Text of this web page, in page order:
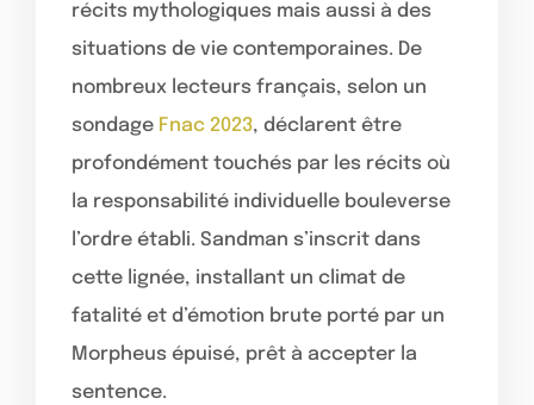
récits mythologiques mais aussi à des
situations de vie contemporaines. De
nombreux lecteurs français, selon un
sondage Fnac 2023, déclarent être
profondément touchés par les récits où
la responsabilité individuelle bouleverse
l’ordre établi. Sandman s’inscrit dans
cette lignée, installant un climat de
fatalité et d’émotion brute porté par un
Morpheus épuisé, prêt à accepter la
sentence.